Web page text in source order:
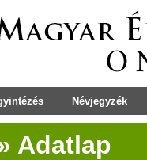
Névjegyzék
Adatlap